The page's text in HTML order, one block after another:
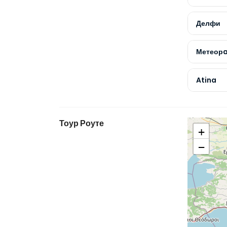
Делфи
Atina
Тоур Роуте
+
−